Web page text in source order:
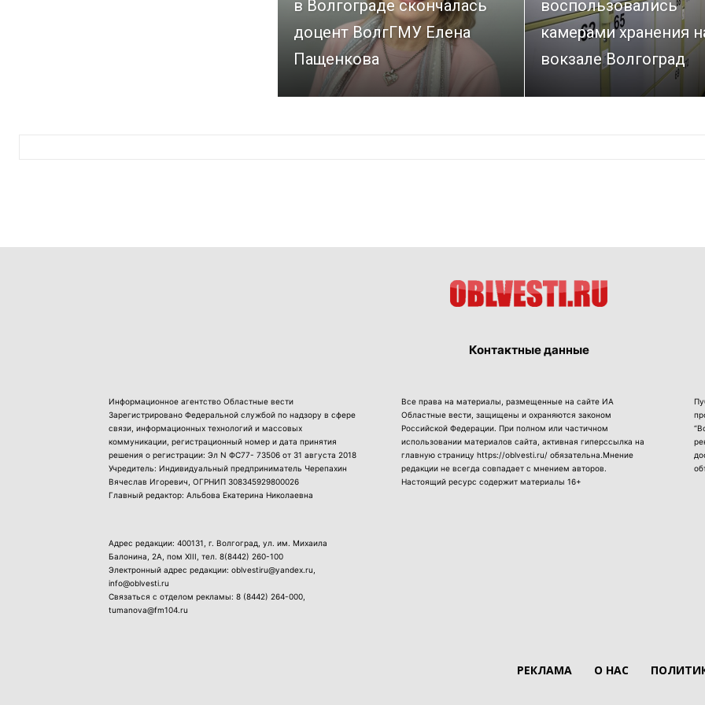
в Волгограде скончалась
доцент ВолгГМУ Елена
Пащенкова
воспользовались
камерами хранения
вокзале Волгоград
Контактные данные
Информационное агентство Областные вести
Зарегистрировано Федеральной службой по надзору в сфере
связи, информационных технологий и массовых
коммуникации, регистрационный номер и дата принятия
решения о регистрации: Эл N ФС77- 73506 от 31 августа 2018
Учредитель: Индивидуальный предприниматель Черепахин
Вячеслав Игоревич, ОГРНИП 308345929800026
Главный редактор: Альбова Екатерина Николаевна
Адрес редакции: 400131, г. Волгоград, ул. им. Михаила
Балонина, 2А, пом XIII, тел. 8(8442) 260-100
Электронный адрес редакции: oblvestiru@yandex.ru,
info@oblvesti.ru
Связаться с отделом рекламы: 8 (8442) 264-000
tumanova@fm104.ru
Все права на материалы, размещенные на сайте ИА
Областные вести, защищены и охраняются законом
Российской Федерации. При полном или частичном
использовании материалов сайта, активная гиперссылка на
главную страницу https://oblvesti.ru/ обязательна.Мнение
редакции не всегда совпадает с мнением авторов.
Настоящий ресурс содержит материалы 16+
РЕКЛАМА О НАС